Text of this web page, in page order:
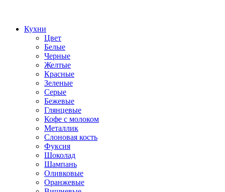
Кухни
Цвет
Белые
Черные
Желтые
Красные
Зеленые
Серые
Бежевые
Глянцевые
Кофе с молоком
Металлик
Слоновая кость
Фуксия
Шоколад
Шампань
Оливковые
Оранжевые